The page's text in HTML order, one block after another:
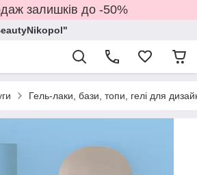
залишків до -50%
Гель-лаки, бази, топи, гелі для